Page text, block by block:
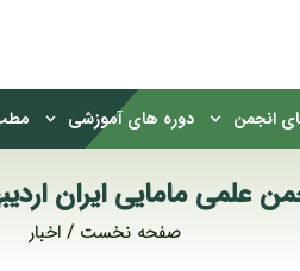
انجمن دوره های آموزشی
علمی مامایی ایران
صفحه نخست اخبار